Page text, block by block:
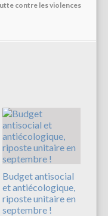
contre les violences
Budget antisocial
et antiécologique,
riposte unitaire en
septembre !